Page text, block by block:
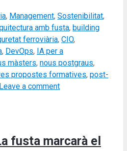
, Management, Sostenibilitat,
amb fusta, building
ferroviària, CIO,
, DevOps, IA per a
màsters, nous postgraus,
propostes formatives, post-
Leave a comment
fusta marcarà el